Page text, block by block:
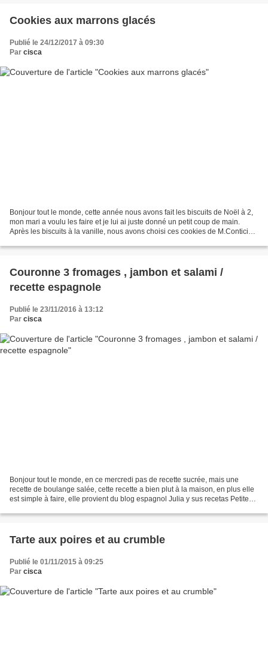
Cookies aux marrons glacés
Publié le 24/12/2017 à 09:30
Par cisca
Bonjour tout le monde, cette année nous avons fait les biscuits de Noël à 2,
mon mari a voulu les faire et je lui ai juste donné un petit coup de main.
Après les biscuits à la vanille, nous avons choisi ces cookies de M.Conticini
Couronne 3 fromages , jambon et salami /
recette espagnole
Publié le 23/11/2016 à 13:12
Par cisca
Bonjour tout le monde, en ce mercredi pas de recette sucrée, mais une
recette de boulange salée, cette recette a bien plut à la maison, en plus elle
est simple à faire, elle provient du blog espagnol Julia y sus recetas Petites
Tarte aux poires et au crumble
Publié le 01/11/2015 à 09:25
Par cisca